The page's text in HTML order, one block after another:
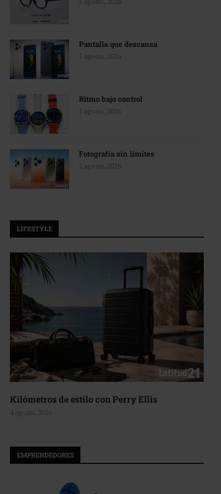
Pantalla que descansa
5 agosto, 2026
Ritmo bajo control
5 agosto, 2026
Fotografía sin límites
5 agosto, 2026
LIFESTYLE
Aerie, texturas que fluyen
4 agosto, 2026
EMPRENDEDORES